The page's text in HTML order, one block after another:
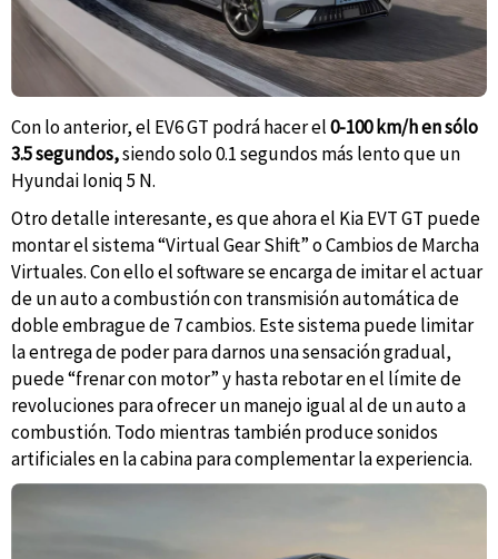
Con lo anterior, el EV6 GT podrá hacer el0-100 km/h en sólo
3.5 segundos,siendo solo 0.1 segundos más lento que un
Hyundai Ioniq 5 N.
Otro detalle interesante, es que ahora el Kia EVT GT puede
montar el sistema “Virtual Gear Shift” o Cambios de Marcha
Virtuales. Con ello el software se encarga de imitar el actuar
de un auto a combustión con transmisión automática de
doble embrague de 7 cambios. Este sistema puede limitar
la entrega de poder para darnos una sensación gradual,
puede “frenar con motor” y hasta rebotar en el límite de
revoluciones para ofrecer un manejo igual al de un auto a
combustión. Todo mientras también produce sonidos
artificiales en la cabina para complementar la experiencia.